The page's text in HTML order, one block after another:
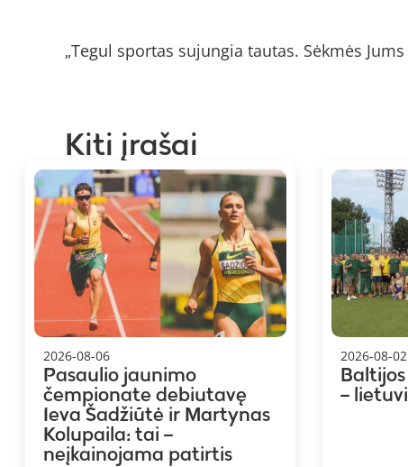
„Tegul sportas sujungia tautas. Sėkmės
Kiti įrašai
2026-08-06
Pasaulio jaunimo
čempionate debiutavę
Ieva Šadžiūtė ir Martynas
Kolupaila: tai –
neįkainojama patirtis
2026-08-02
–